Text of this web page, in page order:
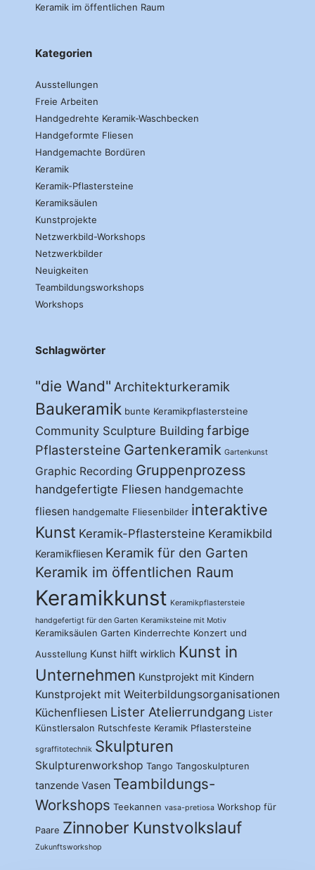
Keramik im öffentlichen Raum
Kategorien
Ausstellungen
Freie Arbeiten
Handgedrehte Keramik-Waschbecken
Handgeformte Fliesen
Handgemachte Bordüren
Keramik
Keramik-Pflastersteine
Keramiksäulen
Kunstprojekte
Netzwerkbild-Workshops
Netzwerkbilder
Neuigkeiten
Teambildungsworkshops
Workshops
Schlagwörter
"die Wand" Architekturkeramik
Baukeramik bunte Keramikpflastersteine
Community Sculpture Building farbige
Pflastersteine Gartenkeramik Gartenkunst
Graphic Recording Gruppenprozess
handgefertigte Fliesen handgemachte
fliesen handgemalte Fliesenbilder interaktive
Kunst Keramik-Pflastersteine Keramikbild
Keramikfliesen Keramik für den Garten
Keramik im öffentlichen Raum
Keramikkunst Keramikpflastersteie
handgefertigt für den Garten Keramiksteine mit Motiv
Keramiksäulen Garten Kinderrechte Konzert und
Ausstellung Kunst hilft wirklich Kunst in
Unternehmen Kunstprojekt mit Kindern
Kunstprojekt mit Weiterbildungsorganisationen
Küchenfliesen Lister Atelierrundgang Lister
Künstlersalon Rutschfeste Keramik Pflastersteine
sgraffitotechnik Skulpturen
Skulpturenworkshop Tango Tangoskulpturen
tanzende Vasen Teambildungs-
Workshops Teekannen vasa-pretiosa Workshop für
Paare Zinnober Kunstvolkslauf
Zukunftsworkshop